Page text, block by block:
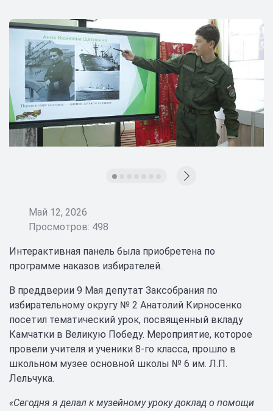
Май 12, 2026
Просмотров: 498
Интерактивная панель была приобретена по
программе наказов избирателей.
В преддверии 9 Мая депутат Заксобрания по
избирательному округу № 2 Анатолий Кирносенко
посетил тематический урок, посвященный вкладу
Камчатки в Великую Победу. Мероприятие, которое
провели учителя и ученики 8-го класса, прошло в
школьном музее основной школы № 6 им. Л.П.
Лельчука.
«Сегодня я делал к музейному уроку доклад о помощи